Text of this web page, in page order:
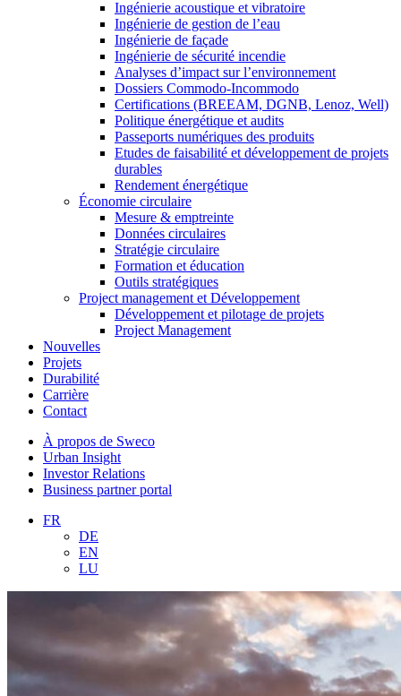
Ingénierie acoustique et vibratoire
Ingénierie de gestion de l’eau
Ingénierie de façade
Ingénierie de sécurité incendie
Analyses d’impact sur l’environnement
Dossiers Commodo-Incommodo
Certifications (BREEAM, DGNB, Lenoz, Well)
Politique énergétique et audits
Passeports numériques des produits
Etudes de faisabilité et développement de projets
durables
Rendement énergétique
Économie circulaire
Mesure & emptreinte
Données circulaires
Stratégie circulaire
Formation et éducation
Outils stratégiques
Project management et Développement
Développement et pilotage de projets
Project Management
Nouvelles
Projets
Durabilité
Carrière
Contact
À propos de Sweco
Urban Insight
Investor Relations
Business partner portal
FR
DE
EN
LU